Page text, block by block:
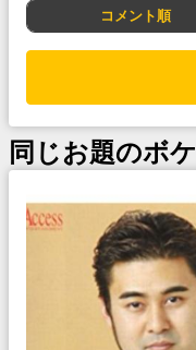
コメント順
同じお題のボケ